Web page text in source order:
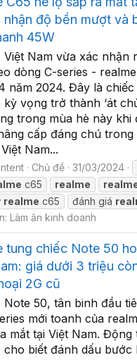
nhận độ bền mượt và
45W
Việt Nam vừa xác nhận
dòng C-series -
năm 2024. Đây là
kỳ vọng trở thành ‘át
trong mùa hè này khi
cấp đáng chú
Nam...
Chủ đề 31/03/2024
c65 realme
realme c65 đánh giá
Làm ăn kinh doanh
tung chiếc Note 50
giá dưới 3 triệu
2G cũ
Note 50, tân binh đầu
mới toanh của
mắt tại Việt Nam. Động
cho biết đánh dấu